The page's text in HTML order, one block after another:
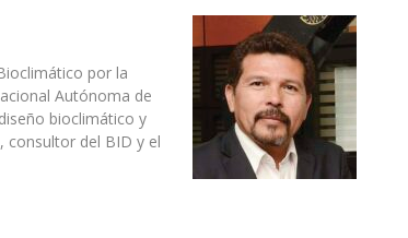
por la
Autónoma de
bioclimático y
consultor del BID y el